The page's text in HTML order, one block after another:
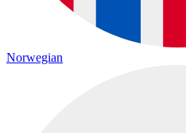
Norwegian